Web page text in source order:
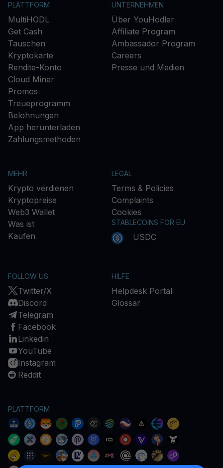
PLATTFORM
MultiHODL
Get Cash
Tauschen
Kryptokarte
Rendite-Konto
Cloud Miner
Promos
Treueprogramm
Belohnungen
App herunterladen
Zahlungsmethoden
UNTERNEHMEN
Über YouHodler
Affiliate Program
Ambassador Program
Careers
Presse und Medien
MEHR
Krypto verdienen
Kryptopreise
Web3 Wallet
Was ist
Kaufen
LEGAL
Terms & Policies
Complaints
Cookies
STABLECOINS FOR EU
USDC
FOLLOW US
Twitter/X
Discord
Telegram
Facebook
Linkedin
YouTube
Instagram
Reddit
HILFE
Helpdesk Portal
Glossar
PLATTFORM